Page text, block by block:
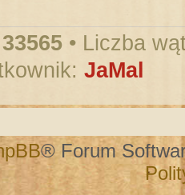
33565 • Liczba
JaMal
® Forum